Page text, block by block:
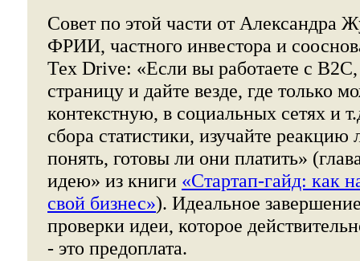
Совет по этой части от Александра
ФРИИ, частного инвестора и
Тех Drive: «Если вы работаете с B2C,
страницу и дайте везде, где только
контекстную, в социальных сетях и
сбора статистики, изучайте реакцию
понять, готовы ли они платить»
идею» из книги «Стартап-гайд: как
свой бизнес»). Идеальное
проверки идеи, которое
- это предоплата.